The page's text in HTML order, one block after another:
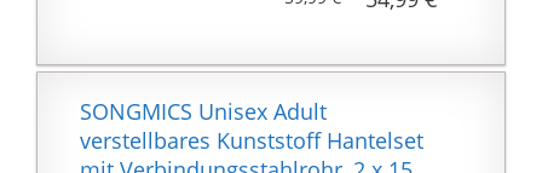
Scheibenaufnahme: 25
verfügt über eine
Verarbeitung und
hochwertige Gelenke,
die zusammen dafür
sorgen, dass Sie diese
SONGMICS Unisex Adult
verstellbares Kunststoff Hantelset